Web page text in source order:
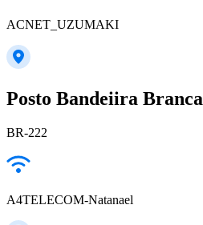
ACNET_UZUMAKI
Posto Bandeiira Branca
BR-222
A4TELECOM-Natanael